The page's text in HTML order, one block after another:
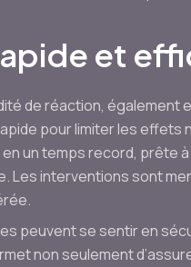
et
de réaction,
pour limiter les
un temps record, prête
Les interventions sont
peuvent se sentir en
non seulement